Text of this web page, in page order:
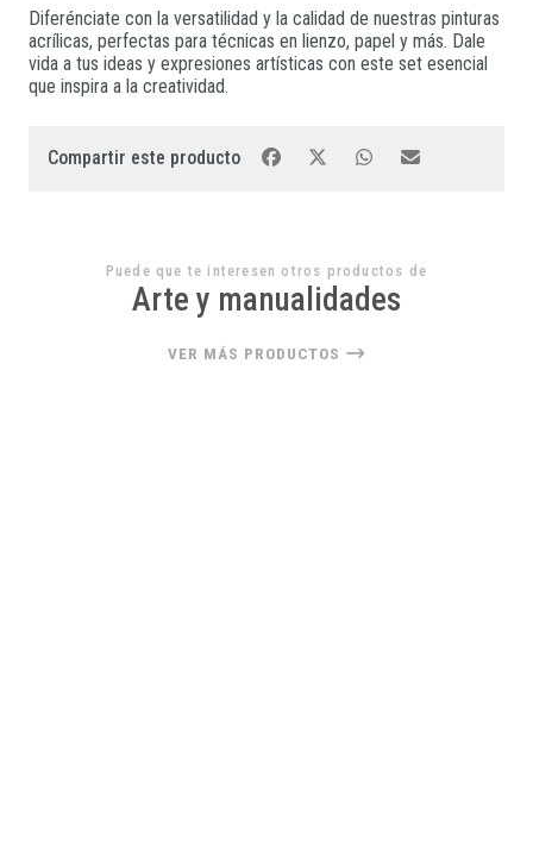
Diferénciate con la versatilidad y la calidad de nuestras pinturas
acrílicas, perfectas para técnicas en lienzo, papel y más. Dale
vida a tus ideas y expresiones artísticas con este set esencial
que inspira a la creatividad.
Compartir este producto
Puede que te interesen otros productos de
Arte y manualidades
VER MÁS PRODUCTOS